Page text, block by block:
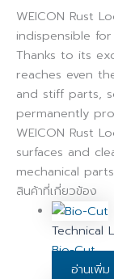
WEICON Rust
indispensible
Thanks to its
reaches even
and stiff parts,
permanently
WEICON Rust
surfaces and
mechanical
สินค้าที่เกี่ยวข้อง
Technical
Bio-Cut
อ่านเพิ่ม